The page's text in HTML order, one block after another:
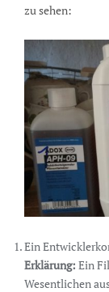
zu sehen:
Ein
Erklärung: Ein
Wesentlichen